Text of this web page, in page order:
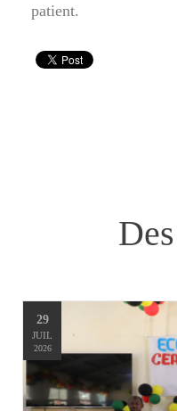
patient.
29
JUIL
2026